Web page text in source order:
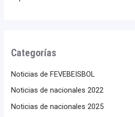
Categorías
Noticias de FEVEBEISBOL
Noticias de nacionales 2022
Noticias de nacionales 2025